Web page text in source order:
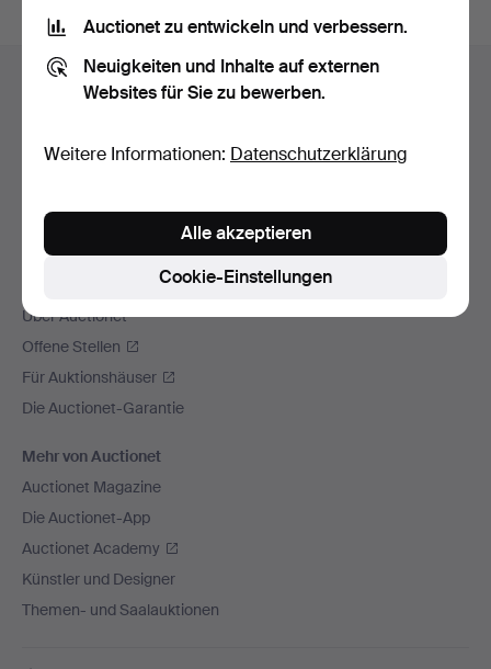
Fußzeilen-
Navigation
Hilfe und Kontakt
Alle Auktionshäuser
Über Auctionet
Offene Stellen
Für Auktionshäuser
Die Auctionet-Garantie
Mehr von Auctionet
Auctionet Magazine
Die Auctionet-App
Auctionet Academy
Künstler und Designer
Themen- und Saalauktionen
Auctionet zu entwickeln und verbessern.
Neuigkeiten und Inhalte auf externen
Websites für Sie zu bewerben.
Weitere Informationen: Datenschutzerklärung
Cookie-Einstellungen
Alle akzeptieren